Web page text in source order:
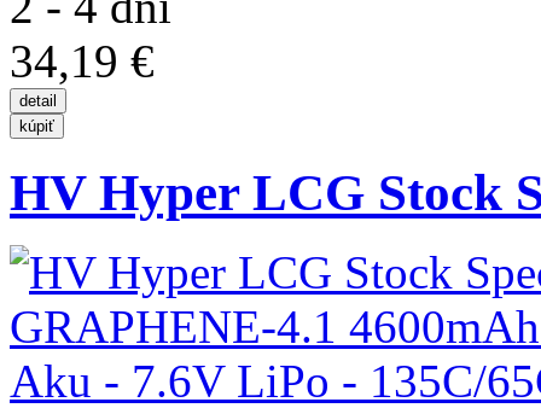
34,19 €
HV Hyper LCG Stock